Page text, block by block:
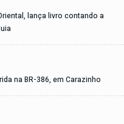
lança livro contando a
na BR-386, em Carazinho